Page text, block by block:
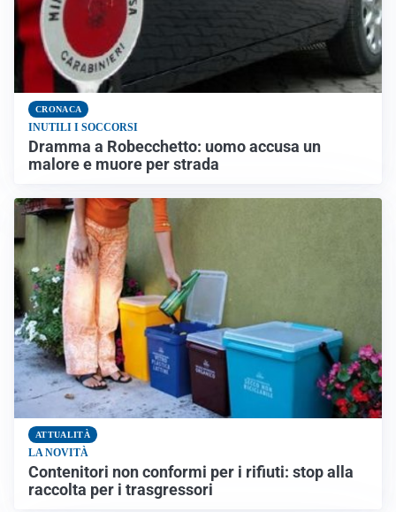
CRONACA
INUTILI I SOCCORSI
Dramma a Robecchetto: uomo accusa un
malore e muore per strada
ATTUALITÀ
LA NOVITÀ
Contenitori non conformi per i rifiuti: stop alla
raccolta per i trasgressori